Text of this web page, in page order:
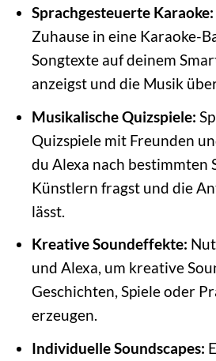
Sprachgesteuerte Karaoke:
Zuhause in eine Karaoke-
Songtexte auf deinem
anzeigst und die Musik
Musikalische Quizspiele:
Quizspiele mit Freunden
du Alexa nach bestimmten
Künstlern fragst und die
lässt.
Kreative Soundeffekte:
und Alexa, um kreative
Geschichten, Spiele oder
erzeugen.
Individuelle Soundscapes: